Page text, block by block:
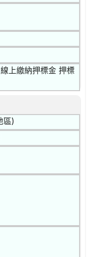
上繳納押標金 押標
區)